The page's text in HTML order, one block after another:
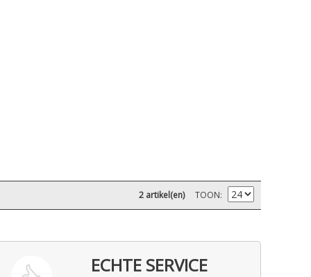
2 artikel(en) TOON
ECHTE SERVICE